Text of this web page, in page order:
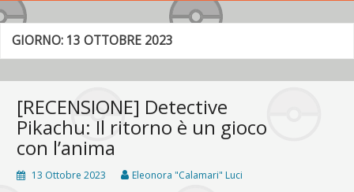
GIORNO: 13 OTTOBRE 2023
[RECENSIONE] Detective
Pikachu: Il ritorno è un gioco
con l’anima
13 Ottobre 2023 Eleonora "Calamari" Luci